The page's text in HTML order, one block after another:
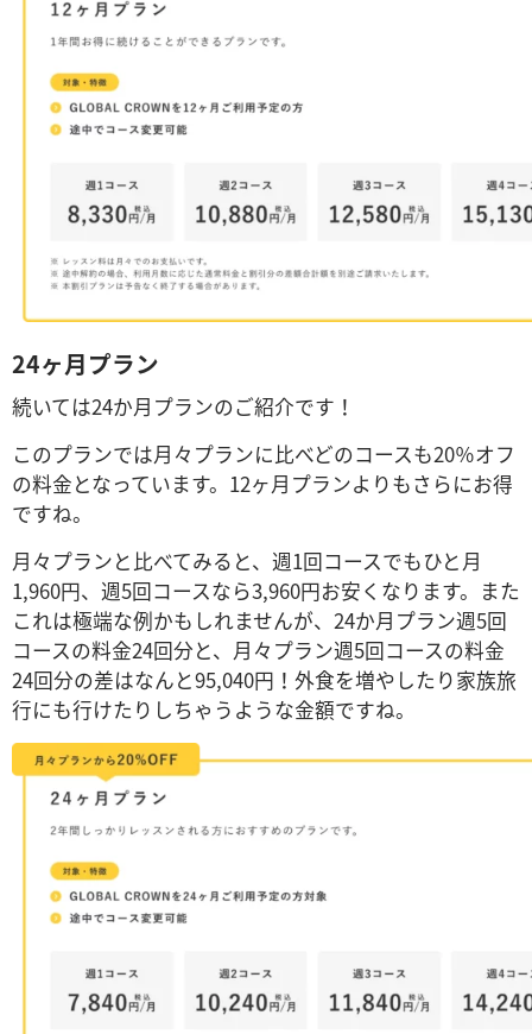
24ヶ月プラン
続いては24か月プランのご紹介です！
このプランでは月々プランに比べどのコースも20％オフ
の料金となっています。12ヶ月プランよりもさらにお得
ですね。
月々プランと比べてみると、週1回コースでもひと月
1,960円、週5回コースなら3,960円お安くなります。また
これは極端な例かもしれませんが、24か月プラン週5回
コースの料金24回分と、月々プラン週5回コースの料金
24回分の差はなんと95,040円！外食を増やしたり家族旅
行にも行けたりしちゃうような金額ですね。